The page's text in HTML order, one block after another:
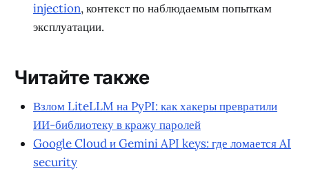
injection, контекст по наблюдаемым попыткам
эксплуатации.
Читайте также
Взлом LiteLLM на PyPI: как хакеры превратили
ИИ-библиотеку в кражу паролей
Google Cloud и Gemini API keys: где ломается AI
security